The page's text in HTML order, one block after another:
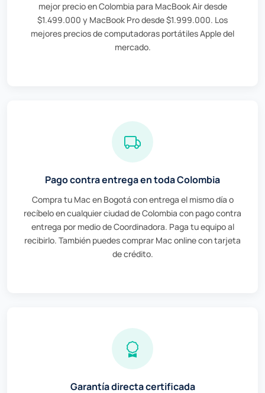
mejor precio en Colombia para MacBook Air desde
$1.499.000 y MacBook Pro desde $1.999.000. Los
mejores precios de computadoras portátiles Apple del
mercado.
Pago contra entrega en toda Colombia
Compra tu Mac en Bogotá con entrega el mismo día o
recíbelo en cualquier ciudad de Colombia con pago contra
entrega por medio de Coordinadora. Paga tu equipo al
recibirlo. También puedes comprar Mac online con tarjeta
de crédito.
Garantía directa certificada